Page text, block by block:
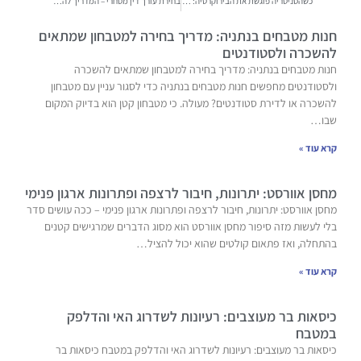
חנות מטבחים בנתניה: מדריך בחירה למטבחון שמתאים
להשכרה ולסטודנטים
חנות מטבחים בנתניה: מדריך בחירה למטבחון שמתאים להשכרה
ולסטודנטים מחפשים חנות מטבחים בנתניה כדי לסגור עניין עם מטבחון
להשכרה או לדירת סטודנטים? מעולה. כי מטבחון קטן הוא בדיוק המקום
שבו…
קרא עוד »
מחסן אוורסט: יתרונות, חיבור לרצפה ופתרונות ארגון פנימי
מחסן אוורסט: יתרונות, חיבור לרצפה ופתרונות ארגון פנימי – ככה עושים סדר
בלי לעשות מזה סיפור מחסן אוורסט הוא מסוג הדברים שמרגישים קטנים
בהתחלה, ואז פתאום קולטים שהוא יכול להציל…
קרא עוד »
כיסאות בר מעוצבים: רעיונות לשדרוג האי והדלפק
במטבח
כיסאות בר מעוצבים: רעיונות לשדרוג האי והדלפק במטבח כיסאות בר